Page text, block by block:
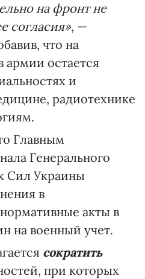
на фронт не
согласия», —
что на
армии остается
и
радиотехнике
Главным
Генерального
Сил Украины
в
акты в
на военный учет.
сократить
при которых